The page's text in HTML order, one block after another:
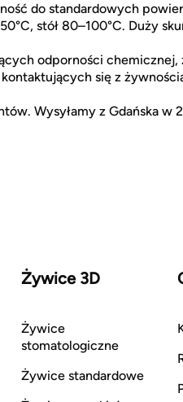
do standardowych
stół 80–100°C. Duży
odporności
się z
Wysyłamy z Gdańska w
Żywice 3D
Żywice
stomatologiczne
Żywice standardowe